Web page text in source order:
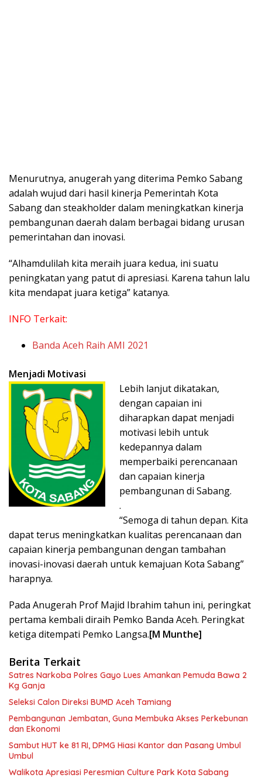
Menurutnya, anugerah yang diterima Pemko Sabang
adalah wujud dari hasil kinerja Pemerintah Kota
Sabang dan steakholder dalam meningkatkan kinerja
pembangunan daerah dalam berbagai bidang urusan
pemerintahan dan inovasi.
“Alhamdulilah kita meraih juara kedua, ini suatu
peningkatan yang patut di apresiasi. Karena tahun lalu
kita mendapat juara ketiga” katanya.
INFO Terkait:
Banda Aceh Raih AMI 2021
Menjadi Motivasi
Lebih lanjut dikatakan,
dengan capaian ini
diharapkan dapat menjadi
motivasi lebih untuk
kedepannya dalam
memperbaiki perencanaan
dan capaian kinerja
pembangunan di Sabang.
.
“Semoga di tahun depan. Kita
dapat terus meningkatkan kualitas perencanaan dan
capaian kinerja pembangunan dengan tambahan
inovasi-inovasi daerah untuk kemajuan Kota Sabang”
harapnya.
Pada Anugerah Prof Majid Ibrahim tahun ini, peringkat
pertama kembali diraih Pemko Banda Aceh. Peringkat
ketiga ditempati Pemko Langsa.[M Munthe]
Berita Terkait
Satres Narkoba Polres Gayo Lues Amankan Pemuda Bawa 2
Kg Ganja
Seleksi Calon Direksi BUMD Aceh Tamiang
Pembangunan Jembatan, Guna Membuka Akses Perkebunan
dan Ekonomi
Sambut HUT ke 81 RI, DPMG Hiasi Kantor dan Pasang Umbul
Umbul
Walikota Apresiasi Peresmian Culture Park Kota Sabang